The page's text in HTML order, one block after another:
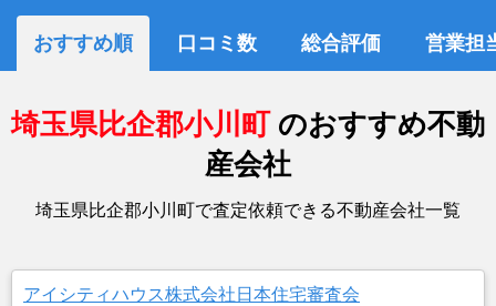
おすすめ順 口コミ数 総合評価 営業担
埼玉県比企郡小川町 のおすすめ不動
産会社
埼玉県比企郡小川町で査定依頼できる不動産会社一覧
アイシティハウス株式会社日本住宅審査会